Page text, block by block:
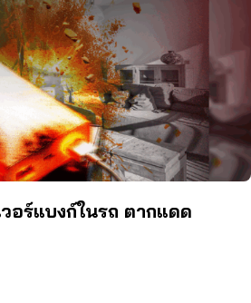
อร์แบงก์ในรถ ตากแดด